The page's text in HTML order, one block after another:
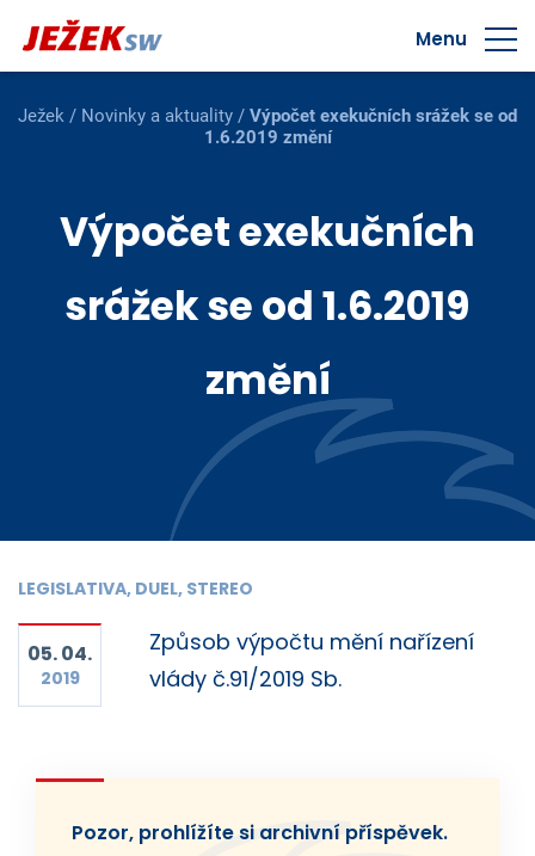
Menu
Ježek / Novinky a aktuality / Výpočet exekučních srážek se od
1.6.2019 změní
Výpočet exekučních
srážek se od 1.6.2019
změní
LEGISLATIVA, DUEL, STEREO
05. 04.
2019
Způsob výpočtu mění nařízení
vlády č.91/2019 Sb.
Pozor, prohlížíte si archivní příspěvek.